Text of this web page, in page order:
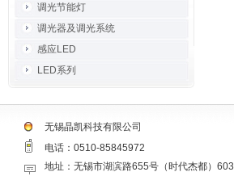
调光节能灯
调光器及调光系统
感应LED
LED系列
无锡晶凯科技有限公司
电话：0510-85845972
地址：无锡市湖滨路655号（时代杰都）603